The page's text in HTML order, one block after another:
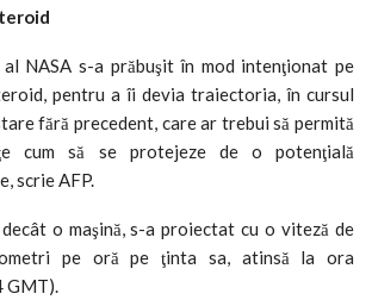
NASA s-a prăbuşit în mod intenţionat pe
pentru a îi devia traiectoria, în cursul
fără precedent, care ar trebui să permită
cum să se protejeze de o potenţială
scrie AFP.
o maşină, s-a proiectat cu o viteză de
pe oră pe ţinta sa, atinsă la ora
GMT).